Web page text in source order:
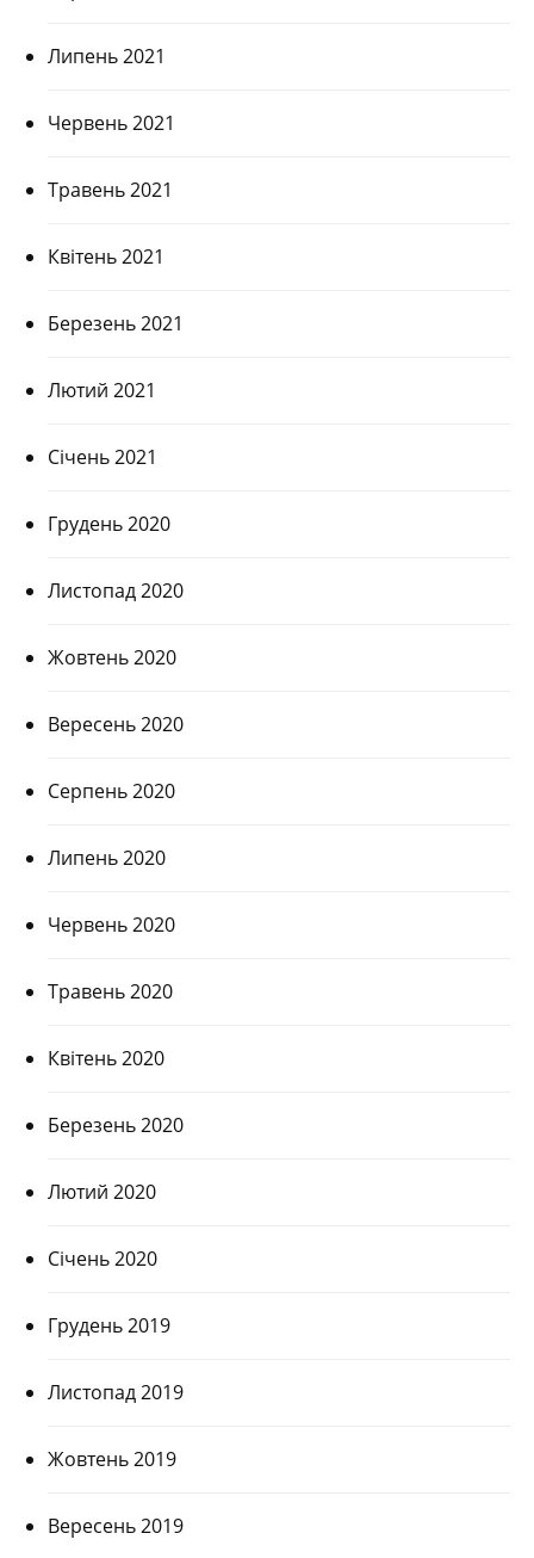
Липень 2021
Червень 2021
Травень 2021
Квітень 2021
Березень 2021
Лютий 2021
Січень 2021
Грудень 2020
Листопад 2020
Жовтень 2020
Вересень 2020
Серпень 2020
Липень 2020
Червень 2020
Травень 2020
Квітень 2020
Березень 2020
Лютий 2020
Січень 2020
Грудень 2019
Листопад 2019
Жовтень 2019
Вересень 2019